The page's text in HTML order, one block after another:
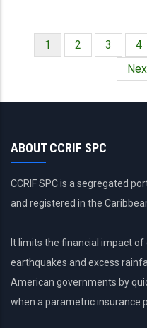
Paginación
Página
actual
1 Página
2 Página
3 4
ABOUT CCRIF SPC
CCRIF SPC is a segregated
and registered in the
It limits the financial impact
earthquakes and excess
American governments by
when a parametric insurance